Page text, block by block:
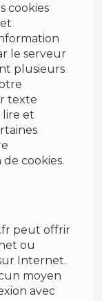
cookies
le serveur
plusieurs
texte
et
cookies.
peut offrir
ou
Internet.
moyen
avec